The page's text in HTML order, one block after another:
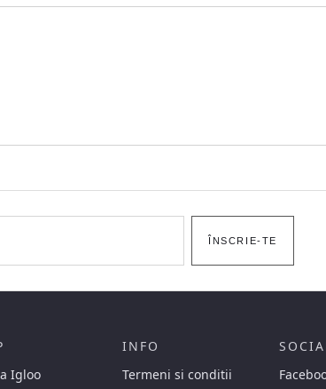
ÎNSCRIE-TE
Igloo
INFO
Termeni si conditii